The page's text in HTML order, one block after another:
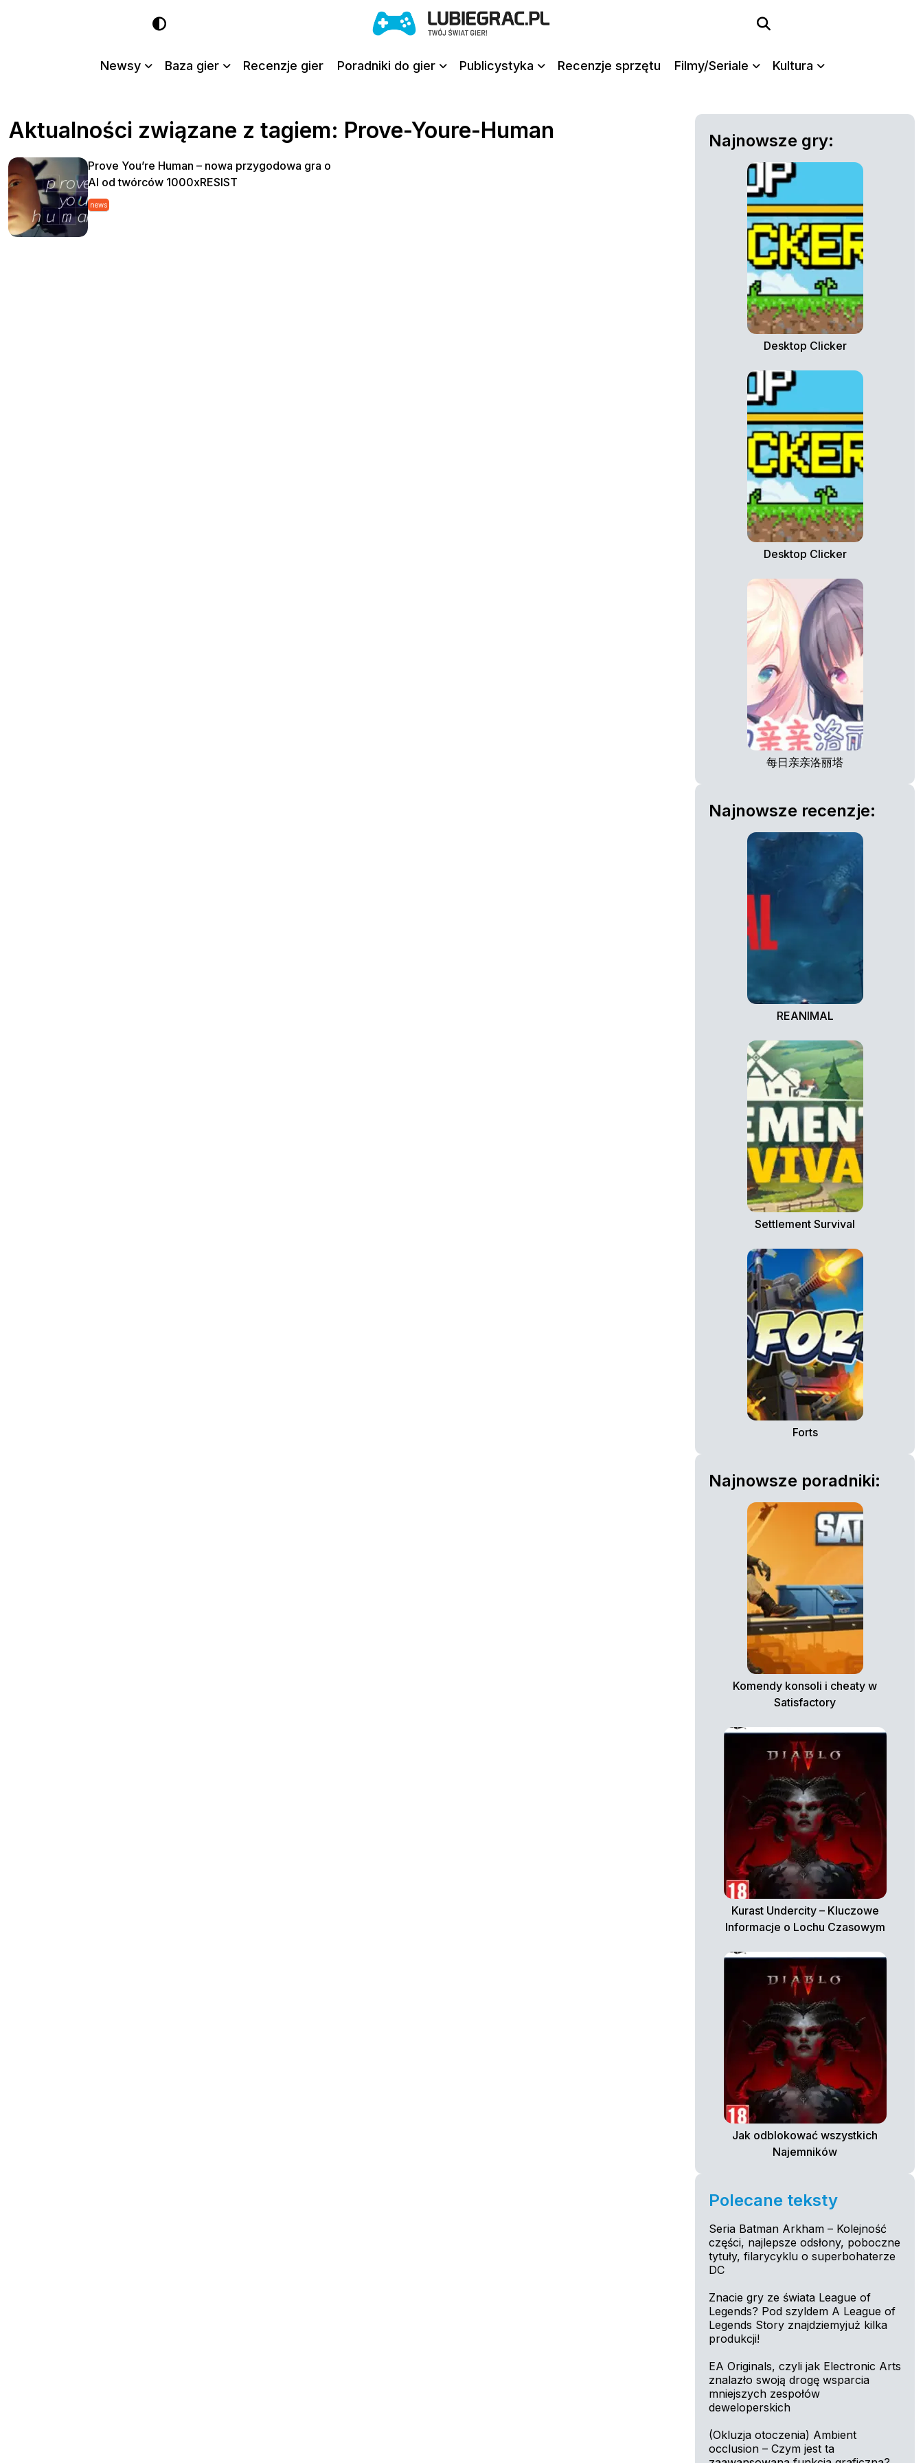
Newsy Baza gier Recenzje gier Poradniki do gier Publicystyka Recenzje sprzętu Filmy/Seriale Kultura
Aktualności związane z tagiem: Prove-Youre-Human
Prove You’re Human – nowa przygodowa gra o
AI od twórców 1000xRESIST
news
Najnowsze gry:
Desktop Clicker
Desktop Clicker
每日亲亲洛丽塔
Najnowsze recenzje:
REANIMAL
Settlement Survival
Forts
Najnowsze poradniki:
Komendy konsoli i cheaty w
Satisfactory
Kurast Undercity – Kluczowe
Informacje o Lochu Czasowym
Jak odblokować wszystkich
Najemników
Polecane teksty
Seria Batman Arkham – Kolejność
części, najlepsze odsłony, poboczne
tytuły, filarycyklu o superbohaterze
DC
Znacie gry ze świata League of
Legends? Pod szyldem A League of
Legends Story znajdziemyjuż kilka
produkcji!
EA Originals, czyli jak Electronic Arts
znalazło swoją drogę wsparcia
mniejszych zespołów
deweloperskich
(Okluzja otoczenia) Ambient
occlusion – Czym jest ta